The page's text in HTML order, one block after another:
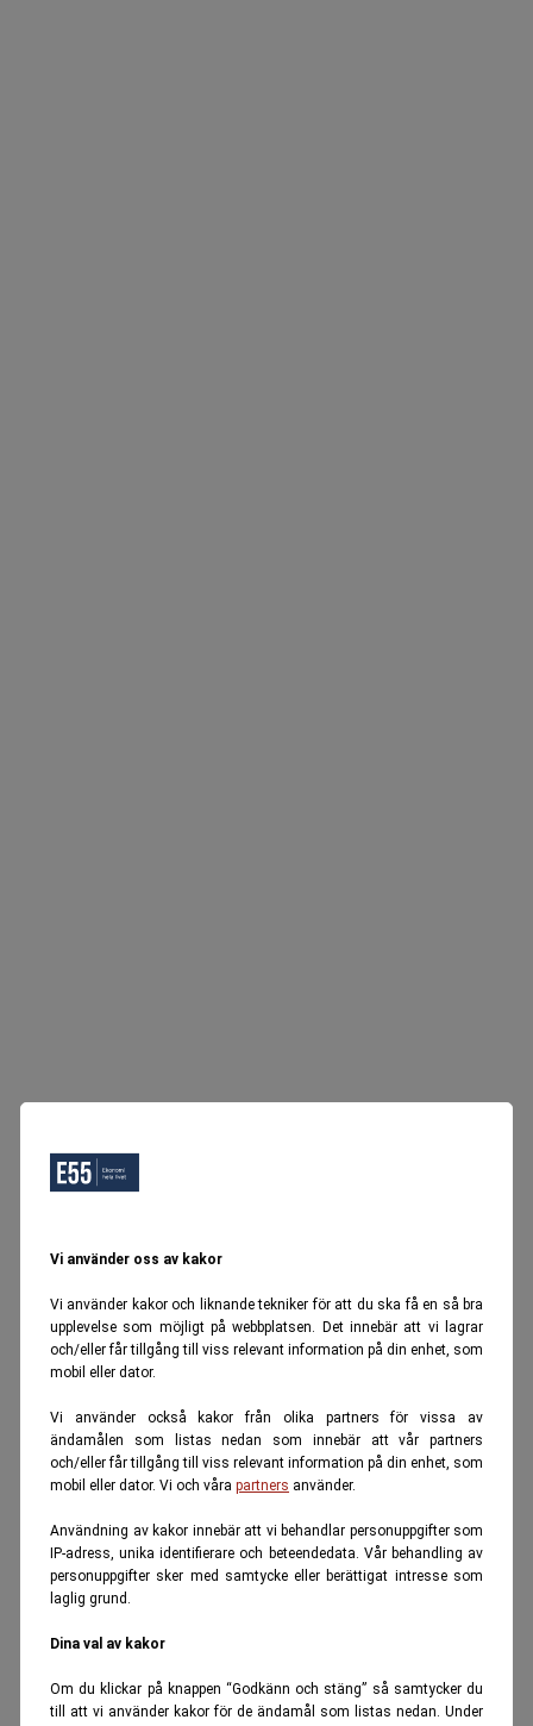
Vi använder oss av kakor
Vi använder kakor och liknande tekniker för att du ska få en så bra
upplevelse som möjligt på webbplatsen. Det innebär att vi lagrar
och/eller får tillgång till viss relevant information på din enhet, som
mobil eller dator.
Vi använder också kakor från olika partners för vissa av
ändamålen som listas nedan som innebär att vår partners
och/eller får tillgång till viss relevant information på din enhet, som
mobil eller dator. Vi och våra partners använder.
Användning av kakor innebär att vi behandlar personuppgifter som
IP-adress, unika identifierare och beteendedata. Vår behandling av
personuppgifter sker med samtycke eller berättigat intresse som
laglig grund.
Dina val av kakor
Om du klickar på knappen “Godkänn och stäng” så samtycker du
till att vi använder kakor för de ändamål som listas nedan. Under